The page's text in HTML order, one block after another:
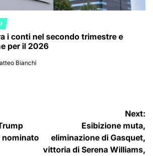
i conti nel secondo trimestre e
per il 2026
Bianchi
nominato
Next:
Esibizione muta,
eliminazione di Gasquet,
vittoria di Serena Williams,